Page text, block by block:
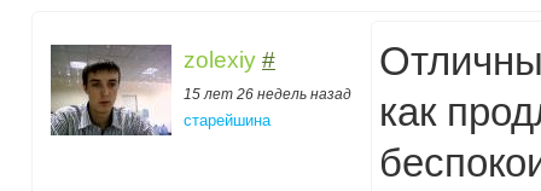
zolexiy #
15 лет 26 недель назад
старейшина
как